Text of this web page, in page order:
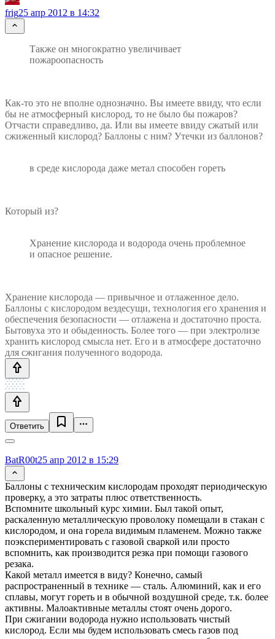
frig25 апр 2012 в 14:32
Также он многократно увеличивает
пожароопасность
Как-то это не вполне однозначно. Вы имеете ввиду, что если
бы не атмосферный кислород, то не было бы пожаров?
Отчасти справедливо, да. Или вы имеете ввиду сжатый или
сжиженный кислород? Баллоны с ним? Утечки из баллонов?
в среде кислорода даже метал способен гореть
Который из?
Хранение кислорода и водорода очень проблемное
и опасное решение.
Хранение кислорода — привычное и отлаженное дело.
Баллоны с кислородом вездесущи, технология его хранения и
обеспечения безопасности — отлажена и достаточно проста.
Бытовуха это и обыденность. Более того — при электролизе
хранить кислород смысла нет. Его и в атмосфере достаточно
для сжигания полученного водорода.
Ответить
BatR00t25 апр 2012 в 15:29
Баллоны с техническим кислородам проходят периодическую
проверку, а это затраты плюс ответственность.
Вспомните школьный курс химии. Был такой опыт,
раскаленную металлическую проволоку помещали в стакан с
кислородом, и она горела видимым пламенем. Можно также
поэкспериментировать с газовой сваркой или просто
вспомнить, как производится резка при помощи газового
резака.
Какой металл имеется в виду? Конечно, самый
распространенный в технике — сталь. Алюминий, как и его
сплавы, могут гореть и в обычной воздушной среде, т.к. более
активны. Малоактивные металлы стоят очень дорого.
При сжигании водорода нужно использовать чистый
кислород. Если мы будем использовать смесь газов под